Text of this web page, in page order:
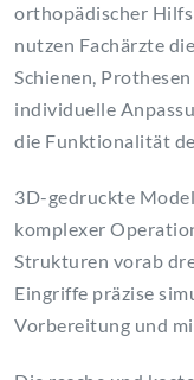
orthopädischer
nutzen Fachärzte
Schienen,
individuelle
die Funktionalität
3D-gedruckte
komplexer
Strukturen vorab
Eingriffe präzise
Vorbereitung und